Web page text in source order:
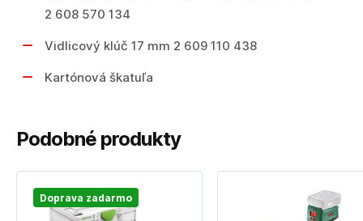
2 608 570 134
Vidlicový klúč 17 mm 2 609 110 438
Kartónová škatuľa
Podobné produkty
Doprava zadarmo